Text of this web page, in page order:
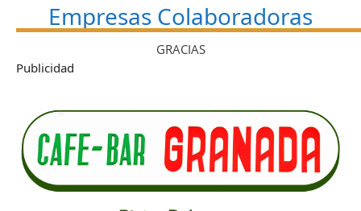
Empresas Colaboradoras
GRACIAS
Publicidad